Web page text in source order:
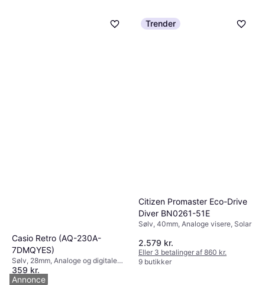
Casio Retro (AQ-230A-
7DMQYES)
Sølv, 28mm, Analoge og digitale
visere, Kvarts
359 kr.
9+ butikker
Trender
Citizen Promaster Eco-Drive
Diver BN0261-51E
Sølv, 40mm, Analoge visere, Solar
2.579 kr.
Eller 3 betalinger af 860 kr.
9 butikker
Annonce